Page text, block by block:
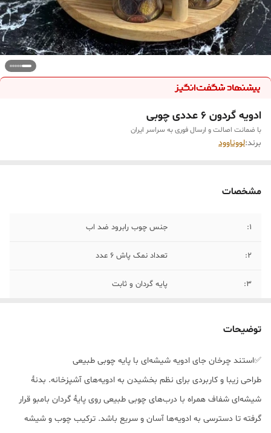
ادویه گردون ۶ عددی چوبی
با ضمانت اصالت و ارسال فوری به سراسر ایران
برند:لووناوود
مشخصات
1: جنس چوب رابرود ضد اب
۲: تعداد نمک پاش ۶ عدد
۳: پایه گردان و ثابت
توضیحات
✅استند چرخان جای ادویه شیشه‌ای با پایه چوبی طبیعی
طراحی زیبا و کاربردی برای نظم بخشیدن به ادویه‌های آشپزخانه. بدنهٔ
شیشه‌ای شفاف همراه با درب‌های چوبی طبیعی روی پایهٔ گردان بامبو قرار
گرفته تا دسترسی به ادویه‌ها آسان و سریع باشد. ترکیب چوب و شیشه